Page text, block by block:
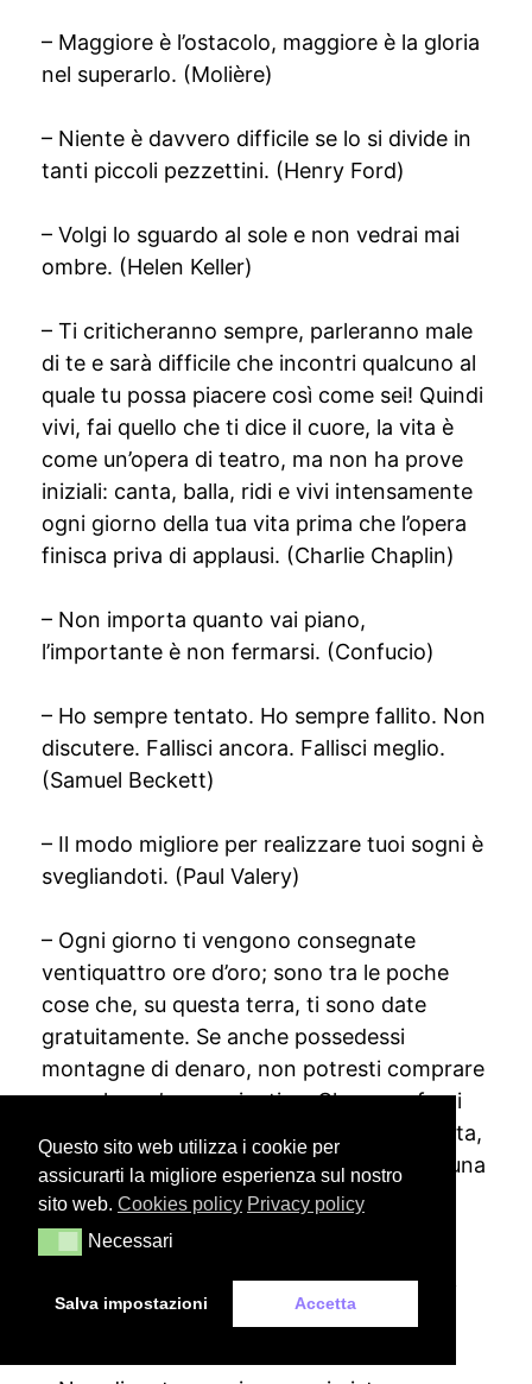
– Maggiore è l’ostacolo, maggiore è la gloria
nel superarlo. (Molière)
– Niente è davvero difficile se lo si divide in
tanti piccoli pezzettini. (Henry Ford)
– Volgi lo sguardo al sole e non vedrai mai
ombre. (Helen Keller)
– Ti criticheranno sempre, parleranno male
di te e sarà difficile che incontri qualcuno al
quale tu possa piacere così come sei! Quindi
vivi, fai quello che ti dice il cuore, la vita è
come un’opera di teatro, ma non ha prove
iniziali: canta, balla, ridi e vivi intensamente
ogni giorno della tua vita prima che l’opera
finisca priva di applausi. (Charlie Chaplin)
– Non importa quanto vai piano,
l’importante è non fermarsi. (Confucio)
– Ho sempre tentato. Ho sempre fallito. Non
discutere. Fallisci ancora. Fallisci meglio.
(Samuel Beckett)
– Il modo migliore per realizzare tuoi sogni è
svegliandoti. (Paul Valery)
– Ogni giorno ti vengono consegnate
ventiquattro ore d’oro; sono tra le poche
cose che, su questa terra, ti sono date
gratuitamente. Se anche possedessi
montagne di denaro, non potresti comprare
neanche un’ora aggiuntiva. Che cosa farai
con questo tesoro inestimabile? Rammenta,
devi usarle, poiché ti vengono concesse una
sola volta. E, se le sprechi, non potrai
recuperarle. (Nicholas Sparks)
– Non vedrai mai un arcobaleno se guardi
verso il basso. (Charlie Chaplin)
Questo sito web utilizza i cookie per
assicurarti la migliore esperienza sul nostro
sito web. Cookies policy Privacy policy
NecessariNecessari
Salva impostazioni Accetta